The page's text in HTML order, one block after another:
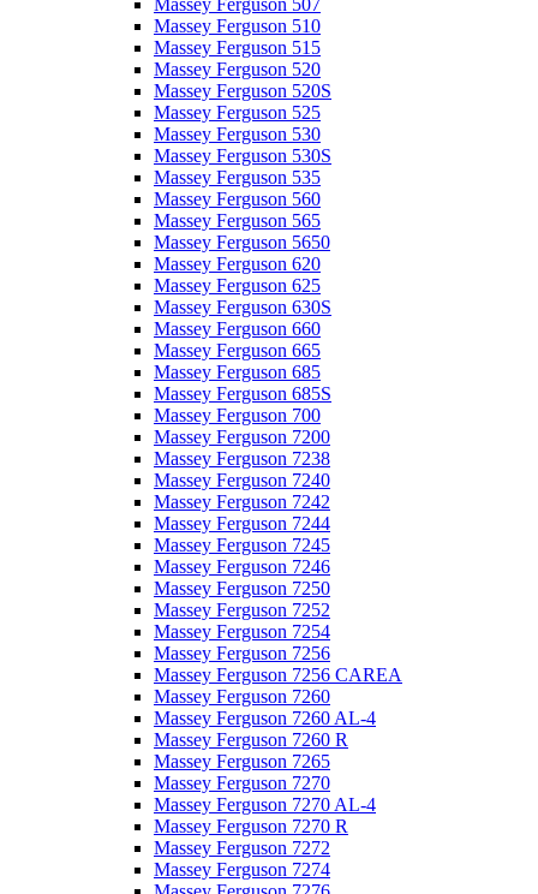
Massey Ferguson 507
Massey Ferguson 510
Massey Ferguson 515
Massey Ferguson 520
Massey Ferguson 520S
Massey Ferguson 525
Massey Ferguson 530
Massey Ferguson 530S
Massey Ferguson 535
Massey Ferguson 560
Massey Ferguson 565
Massey Ferguson 5650
Massey Ferguson 620
Massey Ferguson 625
Massey Ferguson 630S
Massey Ferguson 660
Massey Ferguson 665
Massey Ferguson 685
Massey Ferguson 685S
Massey Ferguson 700
Massey Ferguson 7200
Massey Ferguson 7238
Massey Ferguson 7240
Massey Ferguson 7242
Massey Ferguson 7244
Massey Ferguson 7245
Massey Ferguson 7246
Massey Ferguson 7250
Massey Ferguson 7252
Massey Ferguson 7254
Massey Ferguson 7256
Massey Ferguson 7256 CAREA
Massey Ferguson 7260
Massey Ferguson 7260 AL-4
Massey Ferguson 7260 R
Massey Ferguson 7265
Massey Ferguson 7270
Massey Ferguson 7270 AL-4
Massey Ferguson 7270 R
Massey Ferguson 7272
Massey Ferguson 7274